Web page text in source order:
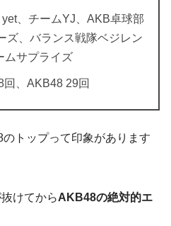
、チームYJ、AKB卓球部
ズ、バランス戦隊ベジレン
ムサプライズ
、AKB48 29回
トップって印象があります
けてからAKB48の絶対的エ